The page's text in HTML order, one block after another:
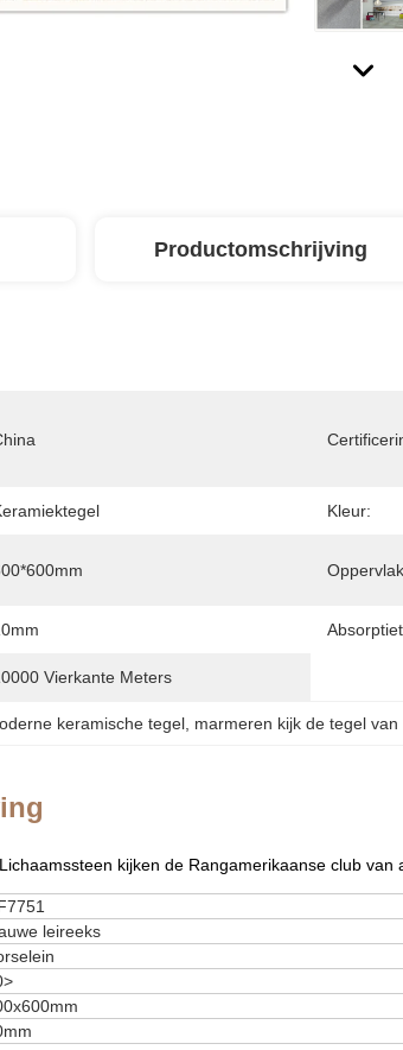
Productomschrijving
Kleur:
Vierkante Meters
keramische tegel marmeren kijk de tegel
kijken de Rangamerikaanse club
leireeks